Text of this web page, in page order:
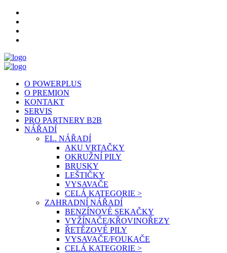
O POWERPLUS
O PREMION
KONTAKT
SERVIS
PRO PARTNERY B2B
NÁŘADÍ
EL. NÁŘADÍ
AKU VRTAČKY
OKRUŽNÍ PILY
BRUSKY
LEŠTIČKY
VYSAVAČE
CELÁ KATEGORIE >
ZAHRADNÍ NÁŘADÍ
BENZÍNOVÉ SEKAČKY
VYŽÍNAČE/KŘOVINOŘEZY
ŘETĚZOVÉ PILY
VYSAVAČE/FOUKAČE
CELÁ KATEGORIE >